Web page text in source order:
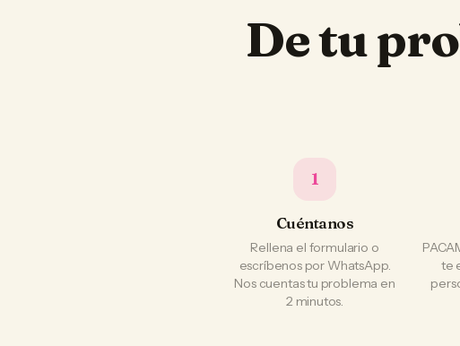
De tu
1
Cuéntanos
Rellena el formulario o
escríbenos por WhatsApp.
Nos cuentas tu problema en
2 minutos.
te